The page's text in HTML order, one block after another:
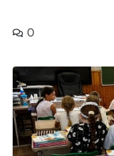
0